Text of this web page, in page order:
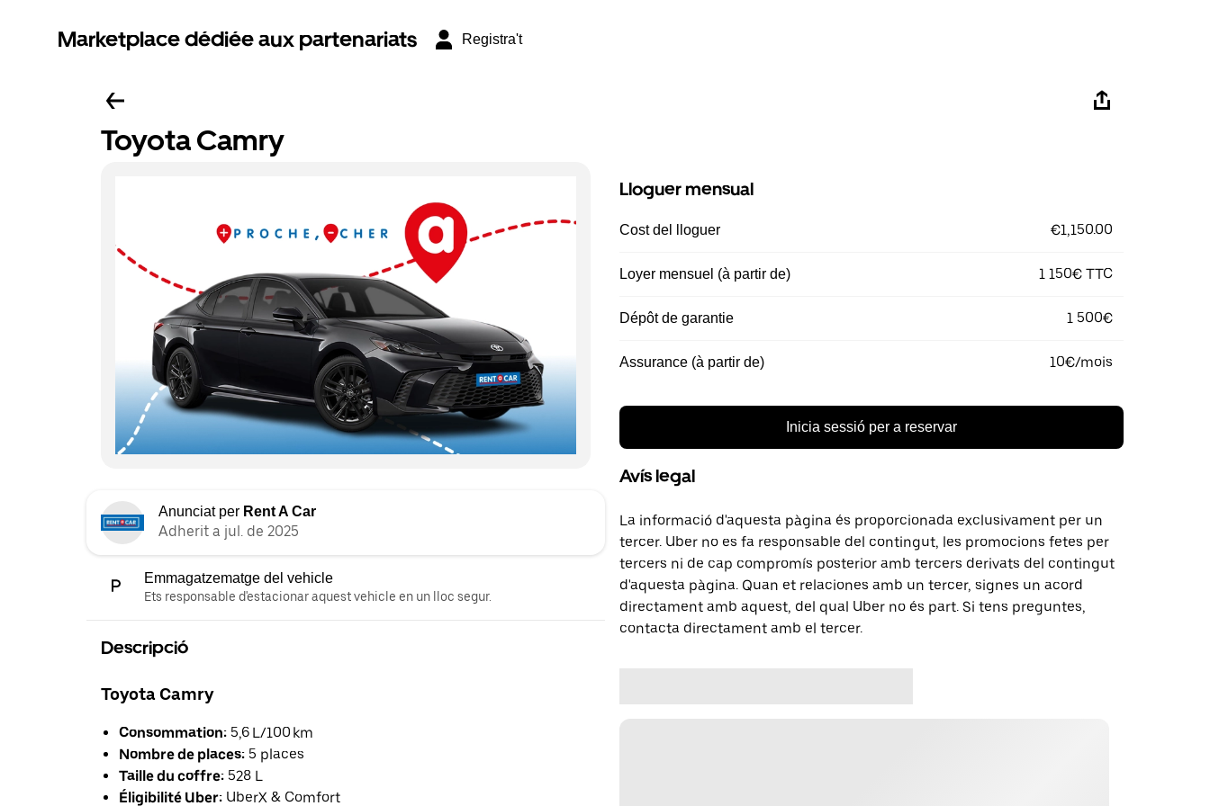
Marketplace dédiée aux partenariats Registra't
Toyota Camry
Anunciat per Rent A Car
Adherit a jul. de 2025
Emmagatzematge del vehicle
Ets responsable d'estacionar aquest vehicle en un lloc segur.
Descripció
Toyota Camry
Consommation: 5,6 L/100 km
Nombre de places: 5 places
Taille du coffre: 528 L
Éligibilité Uber: UberX & Comfort
Lloguer mensual
Cost del lloguer €1,150.00
Loyer mensuel (à partir de) 1 150€ TTC
Dépôt de garantie 1 500€
Assurance (à partir de) 10€/mois
Inicia sessió per a reservar
Avís legal
La informació d'aquesta pàgina és proporcionada exclusivament per un
tercer. Uber no es fa responsable del contingut, les promocions fetes per
tercers ni de cap compromís posterior amb tercers derivats del contingut
d'aquesta pàgina. Quan et relaciones amb un tercer, signes un acord
directament amb aquest, del qual Uber no és part. Si tens preguntes,
contacta directament amb el tercer.